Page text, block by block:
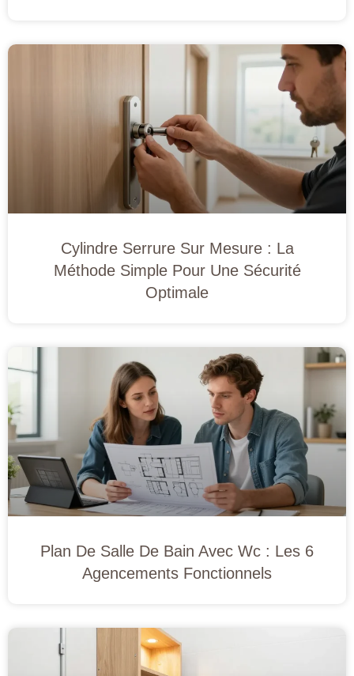
Cylindre Serrure Sur Mesure : La
Méthode Simple Pour Une Sécurité
Optimale
Plan De Salle De Bain Avec Wc : Les 6
Agencements Fonctionnels